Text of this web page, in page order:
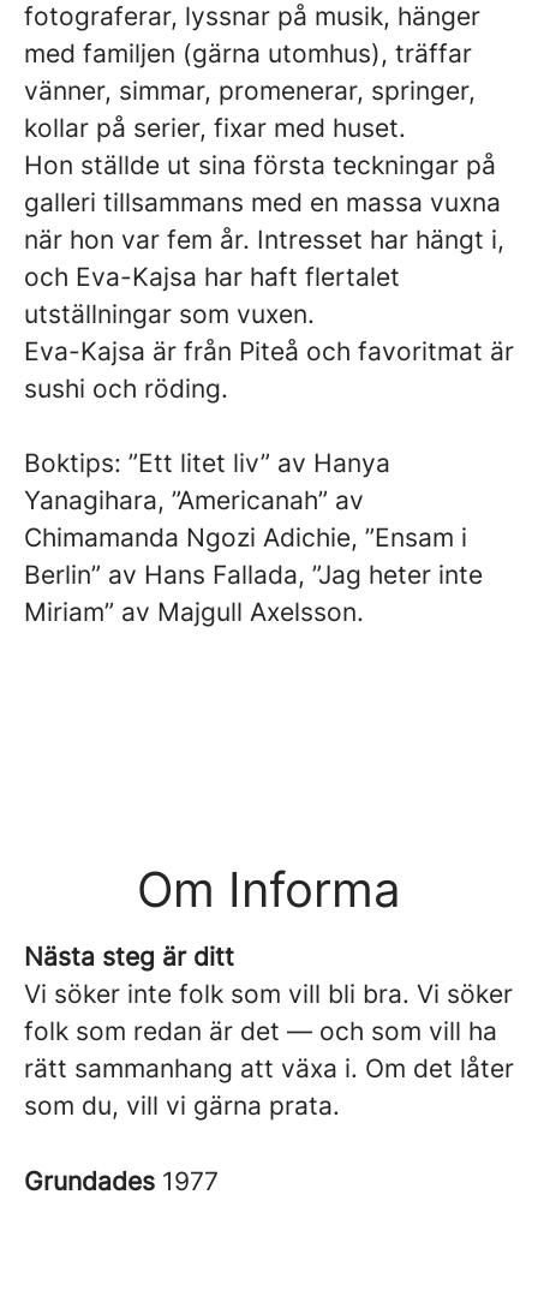
fotograferar, lyssnar på musik, hänger
med familjen (gärna utomhus), träffar
vänner, simmar, promenerar, springer,
kollar på serier, fixar med huset.
Hon ställde ut sina första teckningar på
galleri tillsammans med en massa vuxna
när hon var fem år. Intresset har hängt i,
och Eva-Kajsa har haft flertalet
utställningar som vuxen.
Eva-Kajsa är från Piteå och favoritmat är
sushi och röding.
Boktips: ”Ett litet liv” av Hanya
Yanagihara, ”Americanah” av
Chimamanda Ngozi Adichie, ”Ensam i
Berlin” av Hans Fallada, ”Jag heter inte
Miriam” av Majgull Axelsson.
Om Informa
Nästa steg är ditt
Vi söker inte folk som vill bli bra. Vi söker
folk som redan är det — och som vill ha
rätt sammanhang att växa i. Om det låter
som du, vill vi gärna prata.
Grundades 1977